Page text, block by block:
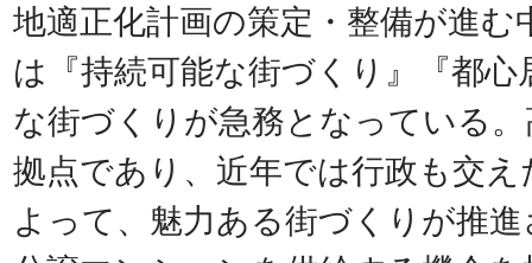
地適正化計画の策定・整備が進
は『持続可能な街づくり』『都
な街づくりが急務となっている
拠点であり、近年では行政も交
よって、魅力ある街づくりが推